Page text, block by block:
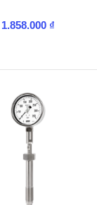
1.858.000 ₫